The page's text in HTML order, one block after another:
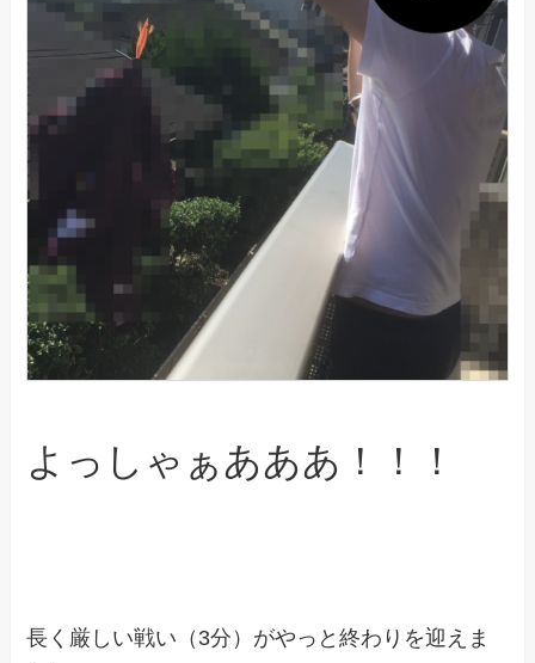
よっしゃぁあああ！！！
長く厳しい戦い（3分）がやっと終わりを迎えま